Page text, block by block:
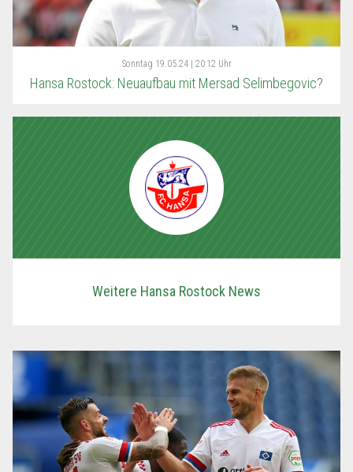
Sonntag 19.05.24 | 20:12 Uhr
Hansa Rostock: Neuaufbau mit Mersad Selimbegovic?
Weitere Hansa Rostock News